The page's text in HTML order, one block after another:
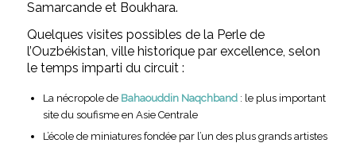
Samarcande et Boukhara.
Quelques visites possibles de la Perle de
l’Ouzbékistan, ville historique par excellence, selon
le temps imparti du circuit :
La nécropole de Bahaouddin Naqchband : le plus important
site du soufisme en Asie Centrale
L’école de miniatures fondée par l’un des plus grands artistes